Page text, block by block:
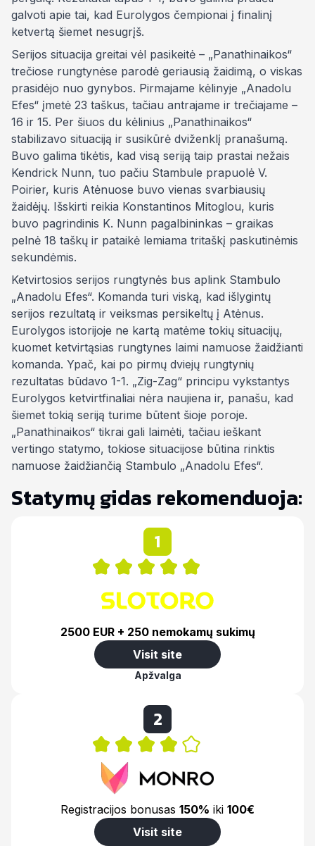
galvoti apie tai, kad Eurolygos čempionai į finalinį
ketvertą šiemet nesugrįš.
Serijos situacija greitai vėl pasikeitė – „Panathinaikos“
trečiose rungtynėse parodė geriausią žaidimą, o viskas
prasidėjo nuo gynybos. Pirmajame kėlinyje „Anadolu
Efes“ įmetė 23 taškus, tačiau antrajame ir trečiajame –
16 ir 15. Per šiuos du kėlinius „Panathinaikos“
stabilizavo situaciją ir susikūrė dviženklį pranašumą.
Buvo galima tikėtis, kad visą seriją taip prastai nežais
Kendrick Nunn, tuo pačiu Stambule prapuolė V.
Poirier, kuris Atėnuose buvo vienas svarbiausių
žaidėjų. Išskirti reikia Konstantinos Mitoglou, kuris
buvo pagrindinis K. Nunn pagalbininkas – graikas
pelnė 18 taškų ir pataikė lemiama tritaškį paskutinėmis
sekundėmis.
Ketvirtosios serijos rungtynės bus aplink Stambulo
„Anadolu Efes“. Komanda turi viską, kad išlygintų
serijos rezultatą ir veiksmas persikeltų į Atėnus.
Eurolygos istorijoje ne kartą matėme tokių situacijų,
kuomet ketvirtąsias rungtynes laimi namuose žaidžianti
komanda. Ypač, kai po pirmų dviejų rungtynių
rezultatas būdavo 1-1. „Zig-Zag“ principu vykstantys
Eurolygos ketvirtfinaliai nėra naujiena ir, panašu, kad
šiemet tokią seriją turime būtent šioje poroje.
„Panathinaikos“ tikrai gali laimėti, tačiau ieškant
vertingo statymo, tokiose situacijose būtina rinktis
namuose žaidžiančią Stambulo „Anadolu Efes“.
Statymų gidas rekomenduoja:
1
2500 EUR + 250 nemokamų sukimų
Visit site
Apžvalga
2
Registracijos bonusas 150% iki 100€
Visit site